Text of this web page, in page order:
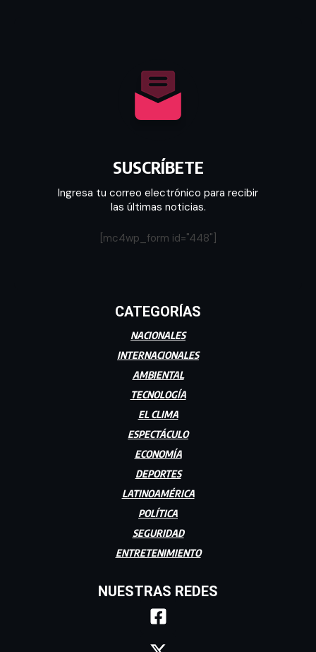
SUSCRÍBETE
Ingresa tu correo electrónico para recibir
las últimas noticias.
[mc4wp_form id="448"]
CATEGORÍAS
NACIONALES
INTERNACIONALES
AMBIENTAL
TECNOLOGÍA
EL CLIMA
ESPECTÁCULO
ECONOMÍA
DEPORTES
LATINOAMÉRICA
POLÍTICA
SEGURIDAD
ENTRETENIMIENTO
NUESTRAS REDES